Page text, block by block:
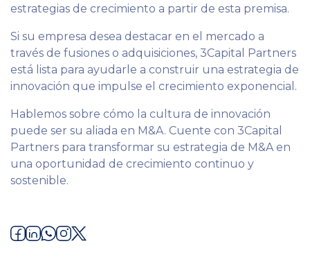
estrategias de crecimiento a partir de esta premisa.
Si su empresa desea destacar en el mercado a
través de fusiones o adquisiciones, 3Capital Partners
está lista para ayudarle a construir una estrategia de
innovación que impulse el crecimiento exponencial.
Hablemos sobre cómo la cultura de innovación
puede ser su aliada en M&A. Cuente con 3Capital
Partners para transformar su estrategia de M&A en
una oportunidad de crecimiento continuo y
sostenible.